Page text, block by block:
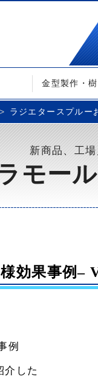
金型製作・
ラジエタースプル
新商品、工
モー
効果事例–
例
介した